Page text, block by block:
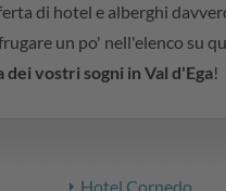
di hotel e alberghi
un po' nell'elenco su
dei vostri sogni in Val d'Ega!
Hotel Cornedo